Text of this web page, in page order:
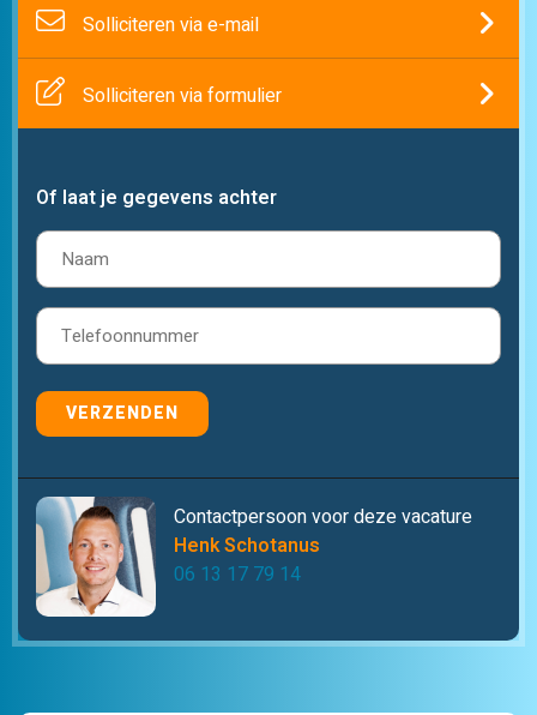
Solliciteren via e-mail
Solliciteren via formulier
Of laat je gegevens achter
Naam
Telefoon
VERZENDEN
Contactpersoon voor deze vacature
Henk Schotanus
06 13 17 79 14